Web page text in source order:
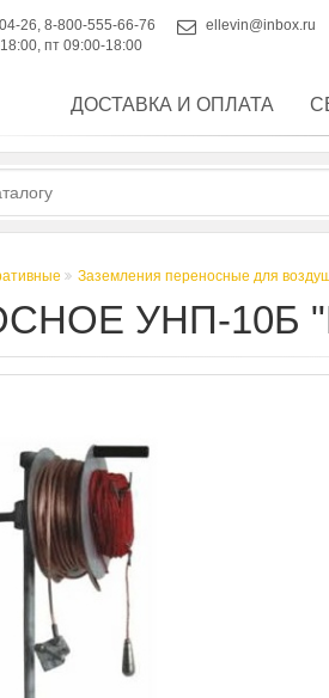
26, 8-800-555-66-76
ellevin@inbox.ru
пт 09:00-18:00
ДОСТАВКА И ОПЛАТА
Заземления переносные для
УНП-10Б